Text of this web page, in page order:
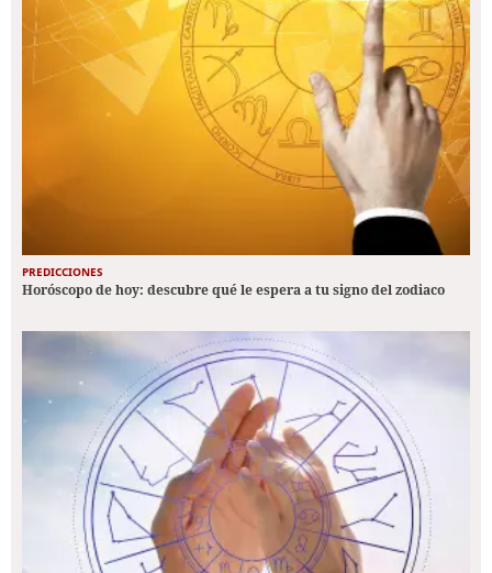
PREDICCIONES
Horóscopo de hoy: descubre qué le espera a tu signo del zodiaco